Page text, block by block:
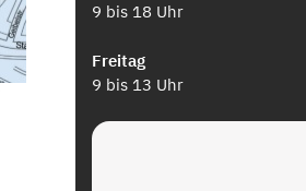
9 bis 18 Uhr
Freitag
9 bis 13 Uhr